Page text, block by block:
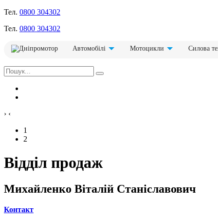
Тел. 0800 304302
Тел. 0800 304302
Автомобілі Мотоцикли Силова
› ‹
1
2
Відділ продаж
Михайленко Віталій Станіславович
Контакт